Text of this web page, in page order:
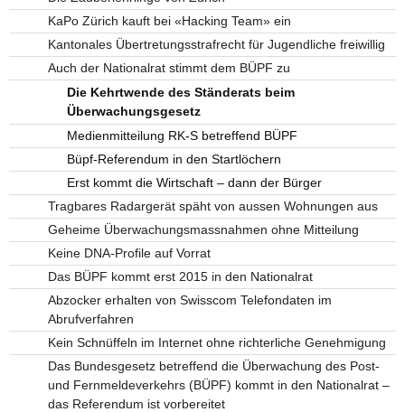
KaPo Zürich kauft bei «Hacking Team» ein
Kantonales Übertretungsstrafrecht für Jugendliche freiwillig
Auch der Nationalrat stimmt dem BÜPF zu
Die Kehrtwende des Ständerats beim
Überwachungsgesetz
Medienmitteilung RK-S betreffend BÜPF
Büpf-Referendum in den Startlöchern
Erst kommt die Wirtschaft – dann der Bürger
Tragbares Radargerät späht von aussen Wohnungen aus
Geheime Überwachungsmassnahmen ohne Mitteilung
Keine DNA-Profile auf Vorrat
Das BÜPF kommt erst 2015 in den Nationalrat
Abzocker erhalten von Swisscom Telefondaten im
Abrufverfahren
Kein Schnüffeln im Internet ohne richterliche Genehmigung
Das Bundesgesetz betreffend die Überwachung des Post-
und Fernmeldeverkehrs (BÜPF) kommt in den Nationalrat –
das Referendum ist vorbereitet